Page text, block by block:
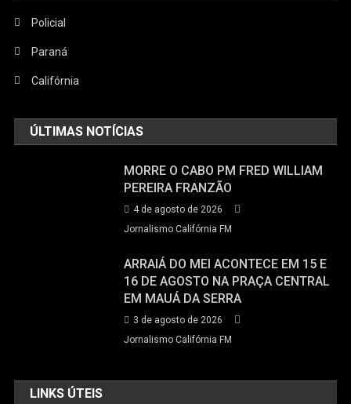
Policial
Paraná
Califórnia
ÚLTIMAS NOTÍCIAS
MORRE O CABO PM FRED WILLIAM
PEREIRA FRANZÃO
4 de agosto de 2026
Jornalismo Califórnia FM
ARRAIÁ DO MEI ACONTECE EM 15 E
16 DE AGOSTO NA PRAÇA CENTRAL
EM MAUÁ DA SERRA
3 de agosto de 2026
Jornalismo Califórnia FM
LINKS ÚTEIS